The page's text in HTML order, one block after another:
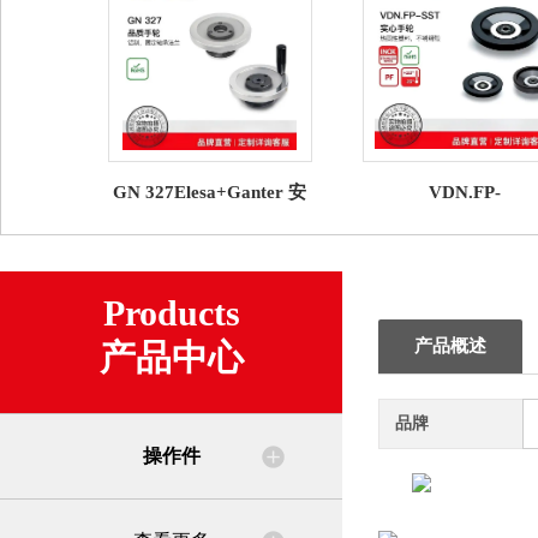
GN 327Elesa+Ganter 安
VDN.FP-
轮
Products
产品中心
操作件
产品概述
品牌